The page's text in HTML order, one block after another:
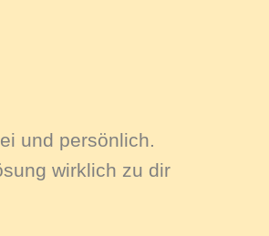
und persönlich.
wirklich zu dir